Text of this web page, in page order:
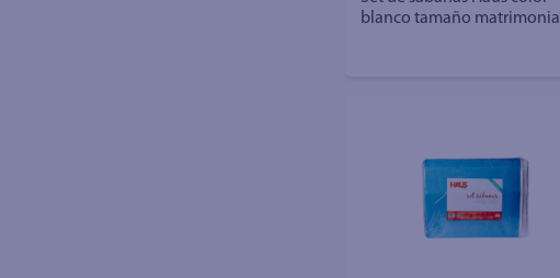
blanco tamaño matrimonial